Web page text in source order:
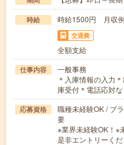
時給 時給1500円 月収
交通費
全額支給
仕事内容
一般事務
＊入庫情報の入力
庫受付＊電話応対
応募資格
職種未経験OK / ブ
要
※業界未経験OK！※
是非エントリーく